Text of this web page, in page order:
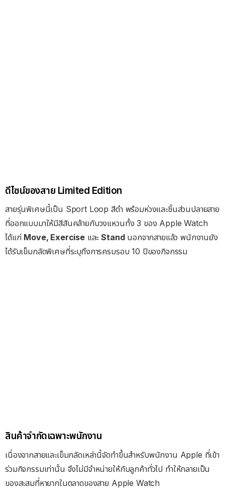
ดีไซน์ของสาย Limited Edition
สายรุ่นพิเศษนี้เป็น Sport Loop สีดำ พร้อมห่วงและชิ้นส่วนปลายสาย
ที่ออกแบบมาให้มีสีสันคล้ายกับวงแหวนทั้ง 3 ของ Apple Watch
ได้แก่ Move, ExerciseและStandนอกจากสายแล้ว พนักงานยัง
ได้รับเข็มกลัดพิเศษที่ระบุถึงการครบรอบ 10 ปีของกิจกรรม
สินค้าจำกัดเฉพาะพนักงาน
เนื่องจากสายและเข็มกลัดเหล่านี้จัดทำขึ้นสำหรับพนักงาน Apple ที่เข้า
ร่วมกิจกรรมเท่านั้น จึงไม่มีจำหน่ายให้กับลูกค้าทั่วไป ทำให้กลายเป็น
ของสะสมที่หายากในตลาดของสาย Apple Watch